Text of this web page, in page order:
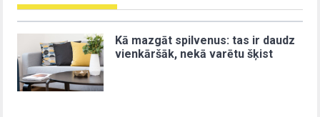
Kā mazgāt spilvenus: tas ir daudz
vienkāršāk, nekā varētu šķist